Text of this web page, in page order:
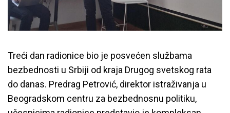
Treći dan radionice bio je posvećen službama
bezbednosti u Srbiji od kraja Drugog svetskog rata
do danas. Predrag Petrović, direktor istraživanja u
Beogradskom centru za bezbednosnu politiku,